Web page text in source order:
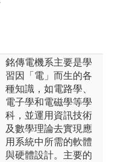
銘傳電機系主要是學
習因「電」而生的各
種知識，如電路學、
電子學和電磁學等學
科，並運用資訊技術
及數學理論去實現應
用系統中所需的軟體
與硬體設計。主要的